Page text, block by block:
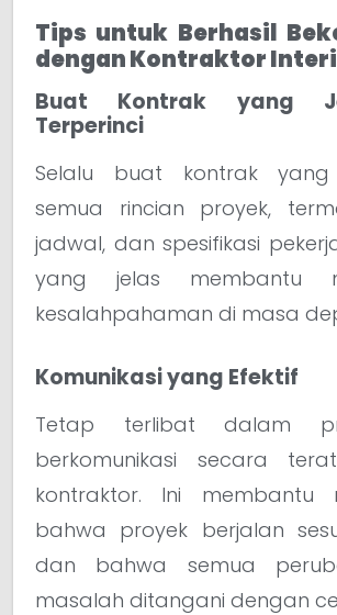
Tips untuk Berhasil
dengan Kontraktor
Buat Kontrak yang
Terperinci
Selalu buat kontrak yang
semua rincian proyek,
jadwal, dan spesifikasi
yang jelas membantu
kesalahpahaman di masa
Komunikasi yang Efektif
Tetap terlibat dalam
berkomunikasi secara
kontraktor. Ini membantu
bahwa proyek berjalan
dan bahwa semua
masalah ditangani dengan